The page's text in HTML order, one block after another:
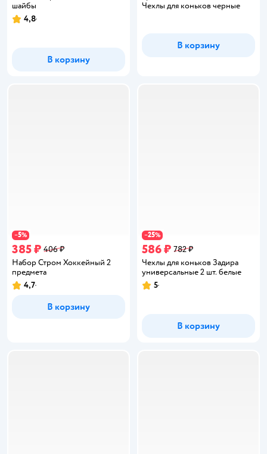
шайбы
Рейтинг:
4,8
В корзину
Чехлы для коньков черные
В корзину
−5%
385 ₽ 406 ₽
Набор Стром Хоккейный 2
предмета
Рейтинг:
4,7
В корзину
−25%
586 ₽ 782 ₽
Чехлы для коньков Задира
универсальные 2 шт. белые
Рейтинг:
5
В корзину